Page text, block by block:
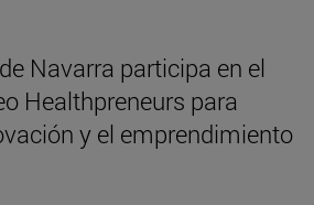
Navarra participa en el
Healthpreneurs para
y el emprendimiento